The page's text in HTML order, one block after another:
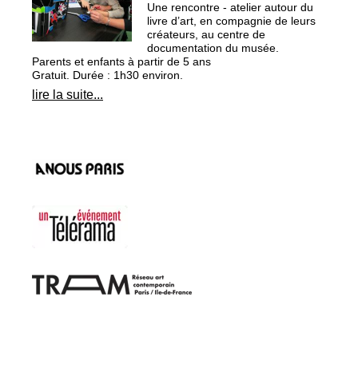
Une rencontre - atelier autour du
livre d’art, en compagnie de leurs
créateurs, au centre de
documentation du musée.
Parents et enfants à partir de 5 ans
Gratuit. Durée : 1h30 environ.
lire la suite...